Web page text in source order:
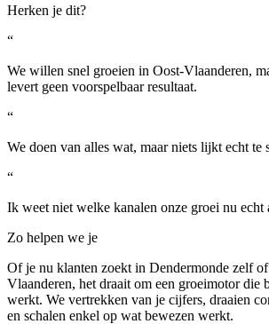
Herken je dit?
“
We willen snel groeien in Oost-Vlaanderen,
levert geen voorspelbaar resultaat.
“
We doen van alles wat, maar niets lijkt echt te
“
Ik weet niet welke kanalen onze groei nu echt
Zo helpen we je
Of je nu klanten zoekt in Dendermonde zelf
Vlaanderen, het draait om een groeimotor die
werkt. We vertrekken van je cijfers, draaien
en schalen enkel op wat bewezen werkt.